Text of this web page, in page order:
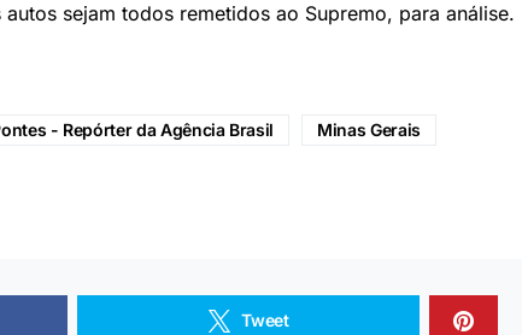
sejam todos remetidos ao Supremo, para análise.
- Repórter da Agência Brasil Minas Gerais
Tweet